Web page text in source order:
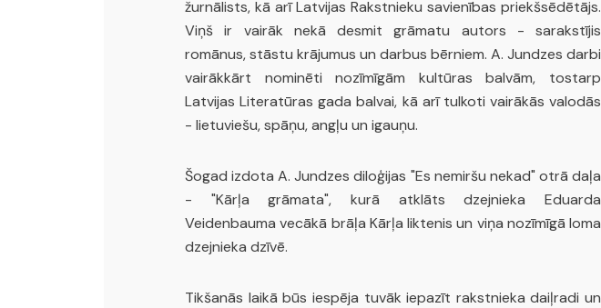
žurnālists, kā arī Latvijas Rakstnieku savienības priekšsēdētājs.
Viņš ir vairāk nekā desmit grāmatu autors - sarakstījis
romānus, stāstu krājumus un darbus bērniem. A. Jundzes darbi
vairākkārt nominēti nozīmīgām kultūras balvām, tostarp
Latvijas Literatūras gada balvai, kā arī tulkoti vairākās valodās
- lietuviešu, spāņu, angļu un igauņu.
Šogad izdota A. Jundzes diloģijas "Es nemiršu nekad" otrā daļa
- "Kārļa grāmata", kurā atklāts dzejnieka Eduarda
Veidenbauma vecākā brāļa Kārļa liktenis un viņa nozīmīgā loma
dzejnieka dzīvē.
Tikšanās laikā būs iespēja tuvāk iepazīt rakstnieka daiļradi un